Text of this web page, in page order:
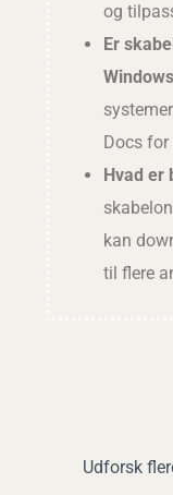
og
Er
Docs
Hvad er
kan
til flere
Udforsk